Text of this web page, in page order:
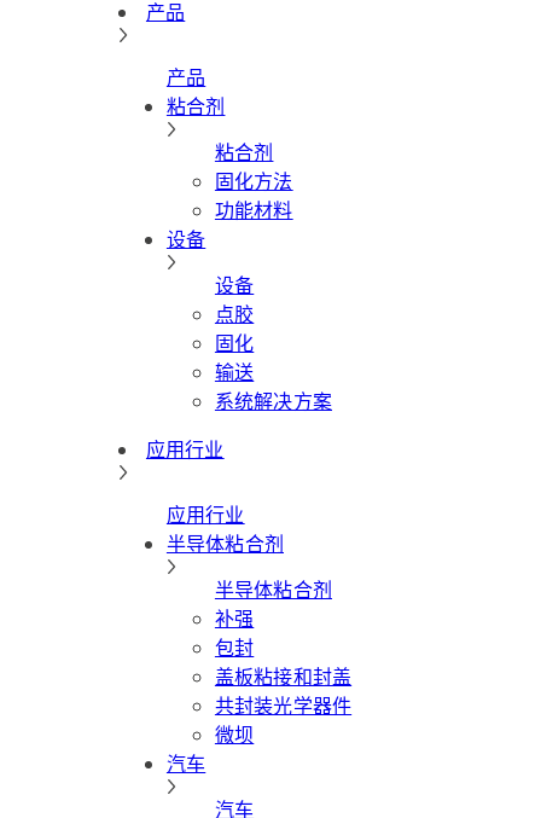
产品
产品
粘合剂
粘合剂
固化方法
功能材料
设备
设备
点胶
固化
输送
系统解决方案
应用行业
应用行业
半导体粘合剂
半导体粘合剂
补强
包封
盖板粘接和封盖
共封装光学器件
微坝
汽车
汽车